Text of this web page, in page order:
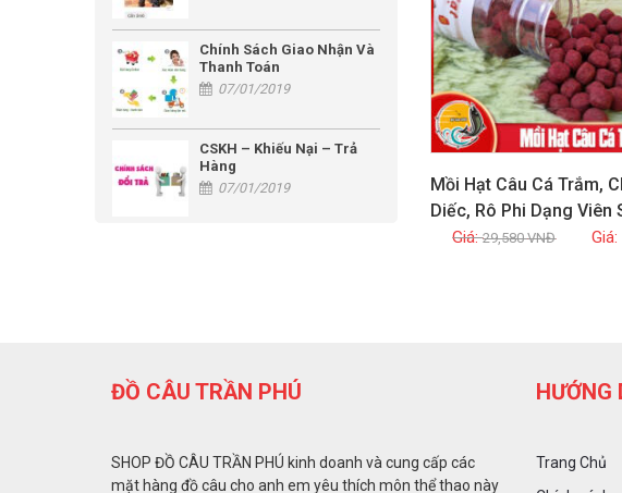
Xem chi
Mồi Hạt Câu Cá Trắm,
Diếc, Rô Phi Dạng Viên
29,580VNĐ
Chính Sách Giao Nhận Và
Thanh Toán
07/01/2019
CSKH – Khiếu Nại – Trả
Hàng
07/01/2019
ĐỒ CÂU TRẦN PHÚ
SHOP ĐỒ CÂU TRẦN PHÚ kinh doanh và cung cấp các
mặt hàng đồ câu cho anh em yêu thích môn thể thao này
HƯỚNG
Trang Chủ